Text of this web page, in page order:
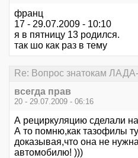
франц
17 - 29.07.2009 - 10:10
я в пятницу 13 родился.
так шо как раз в тему
Re: Вопрос знатокам
всегда прав
20 - 29.07.2009 - 06:16
А рециркуляцию сделали
А то помню,как тазофилы
доказывая,что она не
автомобилю! )))